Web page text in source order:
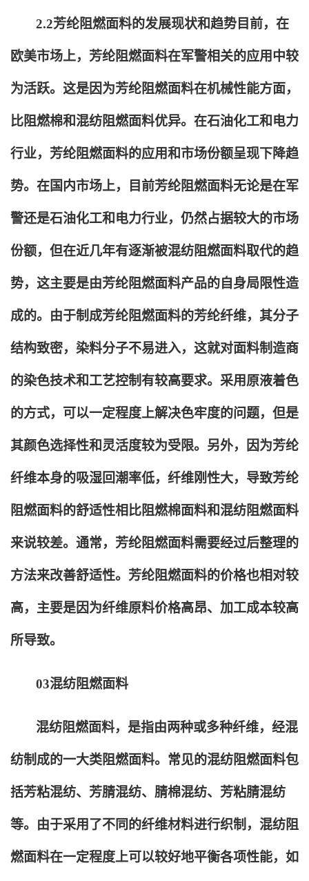
2.2芳纶阻燃面料的发展现状和趋势目前，在
欧美市场上，芳纶阻燃面料在军警相关的应用中较
为活跃。这是因为芳纶阻燃面料在机械性能方面，
比阻燃棉和混纺阻燃面料优异。在石油化工和电力
行业，芳纶阻燃面料的应用和市场份额呈现下降趋
势。在国内市场上，目前芳纶阻燃面料无论是在军
警还是石油化工和电力行业，仍然占据较大的市场
份额，但在近几年有逐渐被混纺阻燃面料取代的趋
势，这主要是由芳纶阻燃面料产品的自身局限性造
成的。由于制成芳纶阻燃面料的芳纶纤维，其分子
结构致密，染料分子不易进入，这就对面料制造商
的染色技术和工艺控制有较高要求。采用原液着色
的方式，可以一定程度上解决色牢度的问题，但是
其颜色选择性和灵活度较为受限。另外，因为芳纶
纤维本身的吸湿回潮率低，纤维刚性大，导致芳纶
阻燃面料的舒适性相比阻燃棉面料和混纺阻燃面料
来说较差。通常，芳纶阻燃面料需要经过后整理的
方法来改善舒适性。芳纶阻燃面料的价格也相对较
高，主要是因为纤维原料价格高昂、加工成本较高
所导致。
03混纺阻燃面料
混纺阻燃面料，是指由两种或多种纤维，经混
纺制成的一大类阻燃面料。常见的混纺阻燃面料包
括芳粘混纺、芳腈混纺、腈棉混纺、芳粘腈混纺
等。由于采用了不同的纤维材料进行织制，混纺阻
燃面料在一定程度上可以较好地平衡各项性能，如